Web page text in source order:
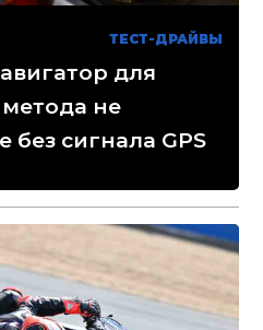
ТЕСТ-ДРАЙВЫ
для
не
без сигнала GPS